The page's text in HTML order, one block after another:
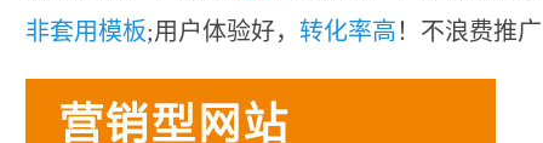
非套用模板;用户体验好， 转化率高！不浪费推